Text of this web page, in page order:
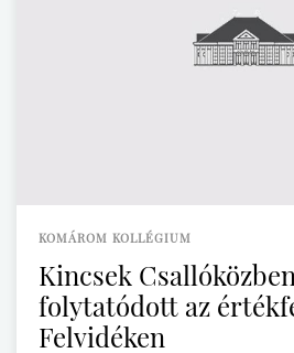
KOMÁROM KOLLÉGIUM
Kincsek
folytatódott az
Felvidéken